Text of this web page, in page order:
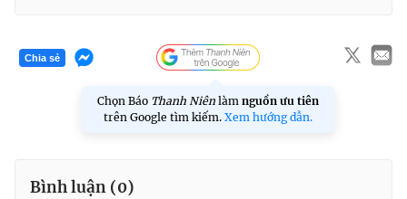
Chia sẻ
Chọn Báo Thanh Niên làm nguồn ưu tiên
trên Google tìm kiếm. Xem hướng dẫn.
Bình luận (0)